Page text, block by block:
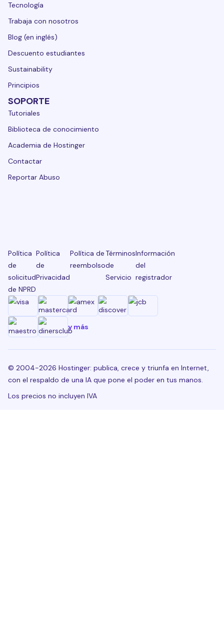
Tecnología
Trabaja con nosotros
Blog (en inglés)
Descuento estudiantes
Sustainability
Principios
SOPORTE
Tutoriales
Biblioteca de conocimiento
Academia de Hostinger
Contactar
Reportar Abuso
Política
de
solicitud
de NPRD
Política
de
Privacidad
Política de
reembolso
Términos
de
Servicio
Información
del
registrador
y más
© 2004-2026 Hostinger: publica, crece y triunfa en Internet,
con el respaldo de una IA que pone el poder en tus manos.
Los precios no incluyen IVA